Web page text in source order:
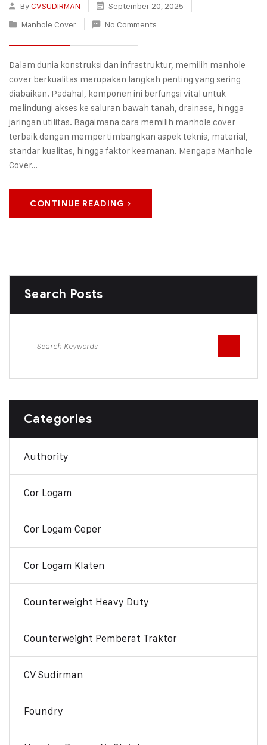
ByCVSUDIRMAN
September 20, 2025
Manhole Cover
No Comments
Dalam dunia konstruksi dan infrastruktur, memilih manhole
cover berkualitas merupakan langkah penting yang sering
diabaikan. Padahal, komponen ini berfungsi vital untuk
melindungi akses ke saluran bawah tanah, drainase, hingga
jaringan utilitas. Bagaimana cara memilih manhole cover
terbaik dengan mempertimbangkan aspek teknis, material,
standar kualitas, hingga faktor keamanan. Mengapa Manhole
Cover…
CONTINUE READING
Search Posts
Categories
Authority
Cor Logam
Cor Logam Ceper
Cor Logam Klaten
Counterweight Heavy Duty
Counterweight Pemberat Traktor
CV Sudirman
Foundry